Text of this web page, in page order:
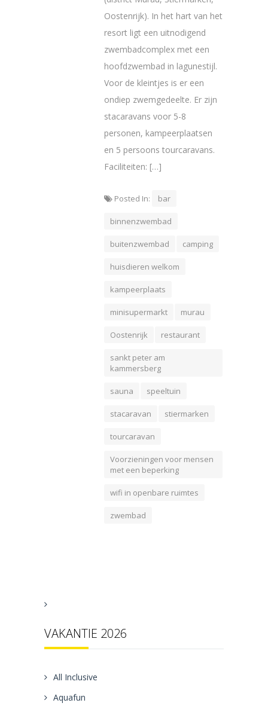
Oostenrijk). In het hart van het
resort ligt een uitnodigend
zwembadcomplex met een
hoofdzwembad in lagunestijl.
Voor de kleintjes is er een
ondiep zwemgedeelte. Er zijn
stacaravans voor 5-8
personen, kampeerplaatsen
en 5 persoons tourcaravans.
Faciliteiten: […]
Posted In: bar
binnenzwembad
buitenzwembad camping
huisdieren welkom
kampeerplaats
minisupermarkt murau
Oostenrijk restaurant
sankt peter am
kammersberg
sauna speeltuin
stacaravan stiermarken
tourcaravan
Voorzieningen voor mensen
met een beperking
wifi in openbare ruimtes
zwembad
VAKANTIE 2026
All Inclusive
Aquafun